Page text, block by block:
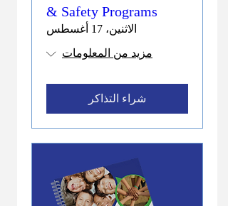
& Safety Programs
الاثنين، 17 أغسطس
مزيد من المعلومات
شراء التذاكر